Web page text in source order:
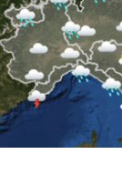
PODCAST